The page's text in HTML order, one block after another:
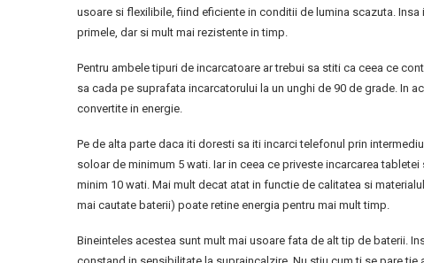
usoare si flexilibile, fiind eficiente in conditii de lumina scazuta.
primele, dar si mult mai rezistente in timp.
Pentru ambele tipuri de incarcatoare ar trebui sa stiti ca ceea ce
sa cada pe suprafata incarcatorului la un unghi de 90 de grade. In
convertite in energie.
Pe de alta parte daca iti doresti sa iti incarci telefonul prin
soloar de minimum 5 wati. Iar in ceea ce priveste incarcarea
minim 10 wati. Mai mult decat atat in functie de calitatea si
mai cautate baterii) poate retine energia pentru mai mult timp.
Bineinteles acestea sunt mult mai usoare fata de alt tip de baterii.